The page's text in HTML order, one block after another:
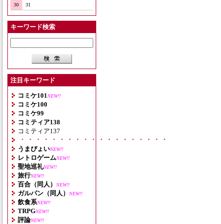
30
31
キーワード検索
注目キーワード
コミケ101 NEW!!
コミケ100
コミケ99
コミティア138
コミティア137
・・・・・・・・・・・・・・・・・・・
うまぴょいNEW!!
レトロゲームNEW!!
聖地巡礼NEW!!
旅行NEW!!
百合（同人） NEW!!
ガルパン（同人） NEW!!
飲食系NEW!!
TRPGNEW!!
評論NEW!!